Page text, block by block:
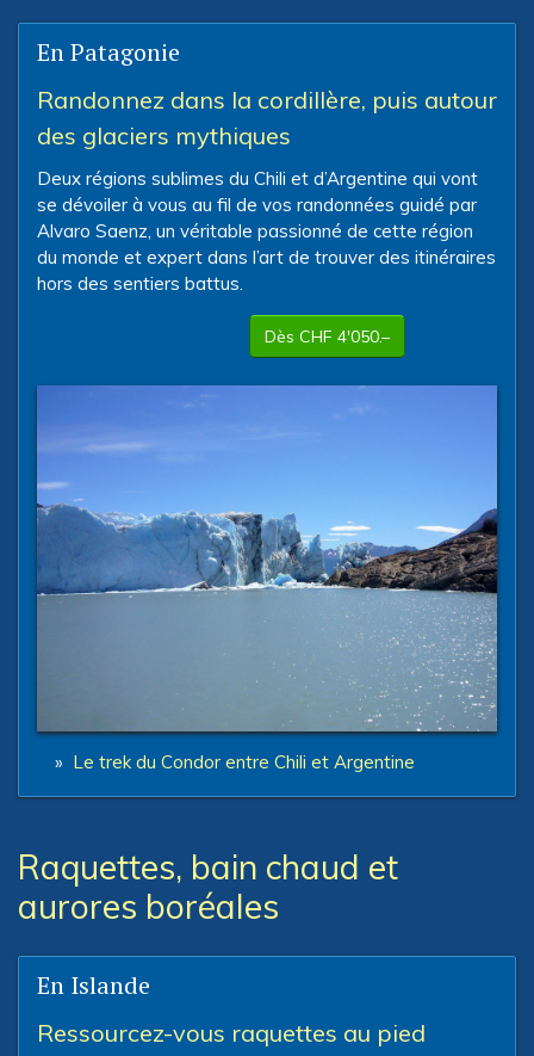
En Patagonie
Randonnez dans la cordillère, puis autour
des glaciers mythiques
Deux régions sublimes du Chili et d’Argentine qui vont
se dévoiler à vous au fil de vos randonnées guidé par
Alvaro Saenz, un véritable passionné de cette région
du monde et expert dans l’art de trouver des itinéraires
hors des sentiers battus.
Dès CHF 4'050.–
» Le trek du Condor entre Chili et Argentine
Raquettes, bain chaud et
aurores boréales
En Islande
Ressourcez-vous raquettes au pied